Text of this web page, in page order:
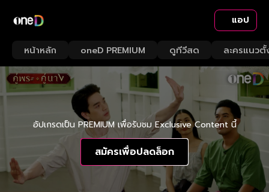
แอป
หน้าหลัก oneD PREMIUM ดูทีวีสด ละครแนวตั้
อัปเกรดเป็น PREMIUM เพื่อรับชม Exclusive Content นี้
สมัครเพื่อปลดล็อก